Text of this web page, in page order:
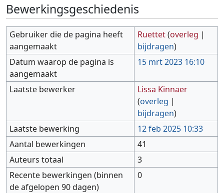
Bewerkingsgeschiedenis
Gebruiker die de pagina heeft
aangemaakt
Ruettet(overleg |
bijdragen)
Datum waarop de pagina is
aangemaakt
15 mrt 2023 16:10
Laatste bewerker
Lissa Kinnaer
(overleg |
bijdragen)
Laatste bewerking
12 feb 2025 10:33
Aantal bewerkingen
41
Auteurs totaal
3
Recente bewerkingen (binnen
de afgelopen 90 dagen)
0